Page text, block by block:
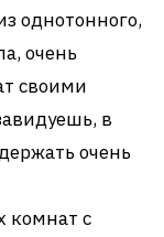
однотонного,
очень
своими
в
очень
комнат с